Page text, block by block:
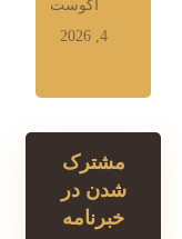
آگوست
4, 2026
مشترک
شدن در
خبرنامه